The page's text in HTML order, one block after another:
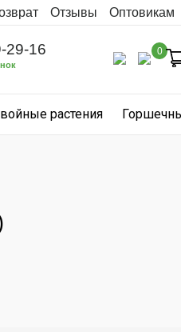
Отзывы Оптовикам
29-16 0
растения